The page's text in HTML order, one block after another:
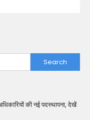
Search
की नई पदस्थापना, देखें